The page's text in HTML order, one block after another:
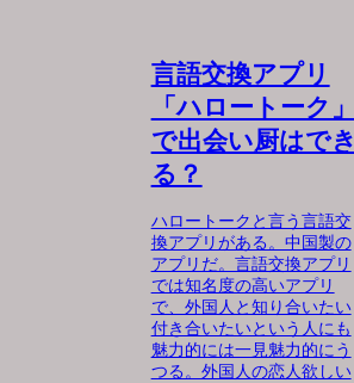
言語交換アプリ
「ハロートーク」
で出会い厨はでき
る？
ハロートークと言う言語交
換アプリがある。中国製の
アプリだ。言語交換アプリ
では知名度の高いアプリ
で、外国人と知り合いたい
付き合いたいという人にも
魅力的には一見魅力的にう
つる。外国人の恋人欲しい